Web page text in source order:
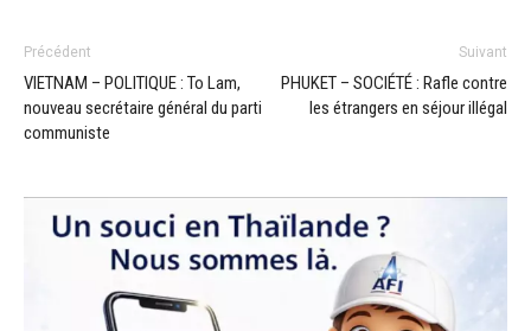
Précédent
VIETNAM – POLITIQUE : To Lam,
nouveau secrétaire général du parti
communiste
Suivant
PHUKET – SOCIÉTÉ : Rafle contre
les étrangers en séjour illégal